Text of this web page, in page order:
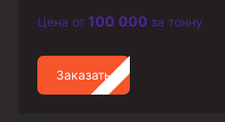
Цена от 100 000 за тонну
Заказать